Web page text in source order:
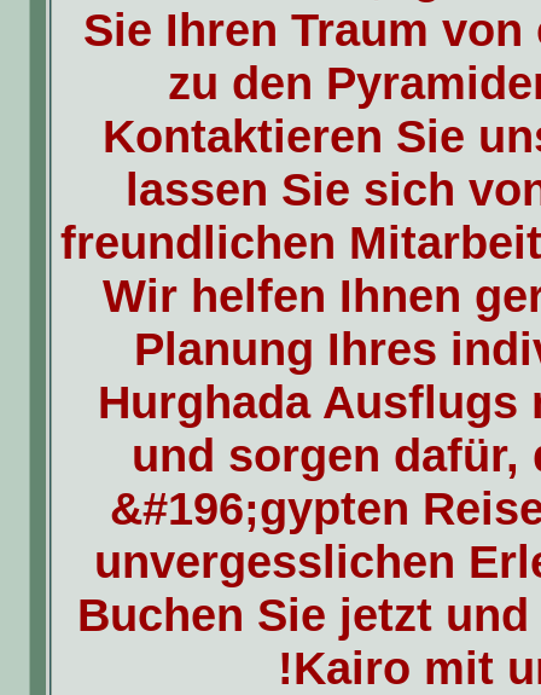
Sie Ihren Traum von
zu den
Kontaktieren Sie
lassen Sie sich
freundlichen
Wir helfen Ihnen
Planung Ihres
Hurghada Ausflugs
und sorgen dafür,
&#196;gypten
unvergesslichen
Buchen Sie jetzt
Kairo mit